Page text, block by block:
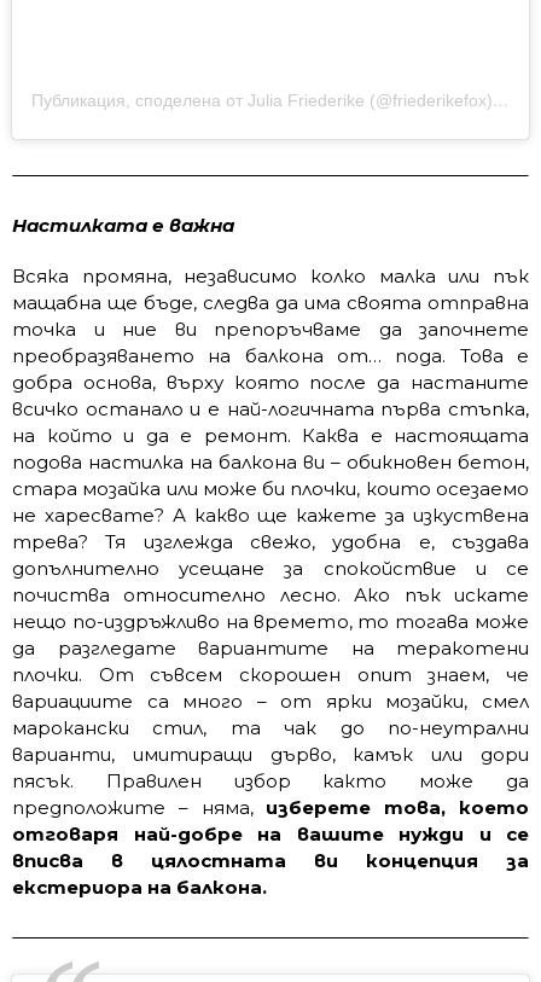
Публикация, споделена от Julia Friederike (@friederikefox)
на
Настилката е важна
Всяка промяна, независимо колко малка или пък
мащабна ще бъде, следва да има своята отправна
точка и ние ви препоръчваме да започнете
преобразяването на балкона от… пода. Това е
добра основа, върху която после да настаните
всичко останало и е най-логичната първа стъпка,
на който и да е ремонт. Каква е настоящата
подова настилка на балкона ви – обикновен бетон,
стара мозайка или може би плочки, които осезаемо
не харесвате? А какво ще кажете за изкуствена
трева? Тя изглежда свежо, удобна е, създава
допълнително усещане за спокойствие и се
почиства относително лесно. Ако пък искате
нещо по-издръжливо на времето, то тогава може
да разгледате вариантите на теракотени
плочки. От съвсем скорошен опит знаем, че
вариациите са много – от ярки мозайки, смел
марокански стил, та чак до по-неутрални
варианти, имитиращи дърво, камък или дори
пясък. Правилен избор както може да
предположите – няма, изберете това, което
отговаря най-добре на вашите нужди и се
вписва в цялостната ви концепция за
екстериора на балкона.